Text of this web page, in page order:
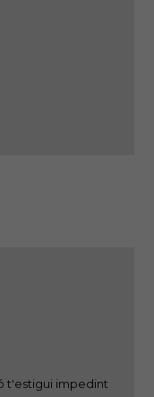
t'estigui impedint